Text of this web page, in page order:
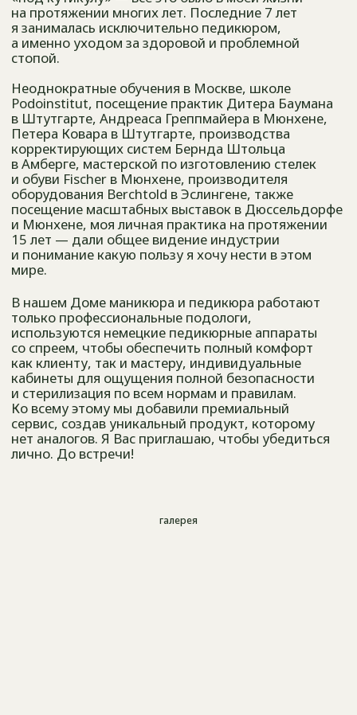
используются немецкие педикюрные аппараты
со спреем, чтобы обеспечить полный комфорт
как клиенту, так и мастеру, индивидуальные
кабинеты для ощущения полной безопасности
и стерилизация по всем нормам и правилам.
Ко всему этому мы добавили премиальный
нет аналогов. Я Вас приглашаю, чтобы убедиться
лично. До встречи!
галерея